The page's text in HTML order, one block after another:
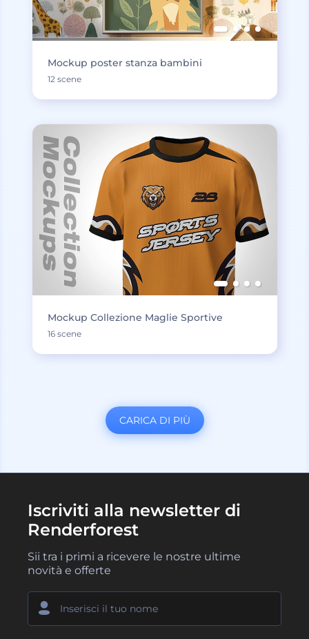
Mockup poster stanza bambini
12 scene
Mockup Collezione Maglie Sportive
16 scene
CARICA DI PIÙ
Iscriviti alla newsletter di
Renderforest
Sii tra i primi a ricevere le nostre ultime
novità e offerte